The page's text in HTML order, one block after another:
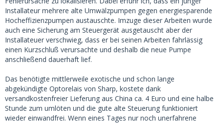
Installateur mehrere alte Umwälzpumpen gegen energiesparende
Hocheffizienzpumpen austauschte. Imzuge dieser Arbeiten wurde
auch eine Sicherung am Steuergerät ausgetauscht aber der
Installateuer verschwieg, dass er bei seinen Arbeiten fahrlässig
einen Kurzschluß verursachte und deshalb die neue Pumpe
anschließend dauerhaft lief.
Das benötigte mittlerweile exotische und schon lange
abgekündigte Optorelais von Sharp, kostete dank
versandkostenfreier Lieferung aus China ca. 4 Euro und eine halbe
Stunde zum umlöten und die gute alte Steuerung funktioniert
wieder einwandfrei. Wenn eines Tages nur noch unerfahrene